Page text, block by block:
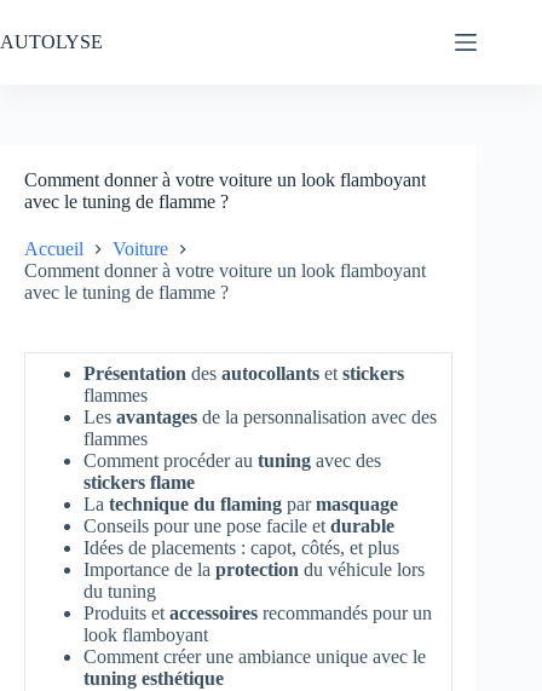
au
contenu
AUTOLYSE
Comment donner à votre voiture un look flamboyant
avec le tuning de flamme ?
Accueil
Voiture
Comment donner à votre voiture un look flamboyant
avec le tuning de flamme ?
Présentation des autocollants et stickers
flammes
Les avantages de la personnalisation avec des
flammes
Comment procéder au tuning avec des
stickers flame
La technique du flaming parmasquage
Conseils pour une pose facile et durable
Idées de placements : capot, côtés, et plus
Importance de la protection du véhicule lors
du tuning
Produits et accessoires recommandés pour un
look flamboyant
Comment créer une ambiance unique avec le
tuning esthétique